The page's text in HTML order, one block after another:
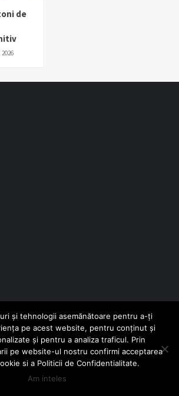
de
și tehnologii asemănătoare pentru a-ți
pe acest website, pentru conținut și
și pentru a analiza traficul. Prin
pe website-ul nostru confirmi acceptarea
si a Politicii de Confidentialitate.
Am inteles